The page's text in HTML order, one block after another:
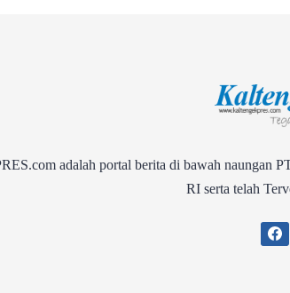
adalah portal berita di bawah naungan
RI serta telah